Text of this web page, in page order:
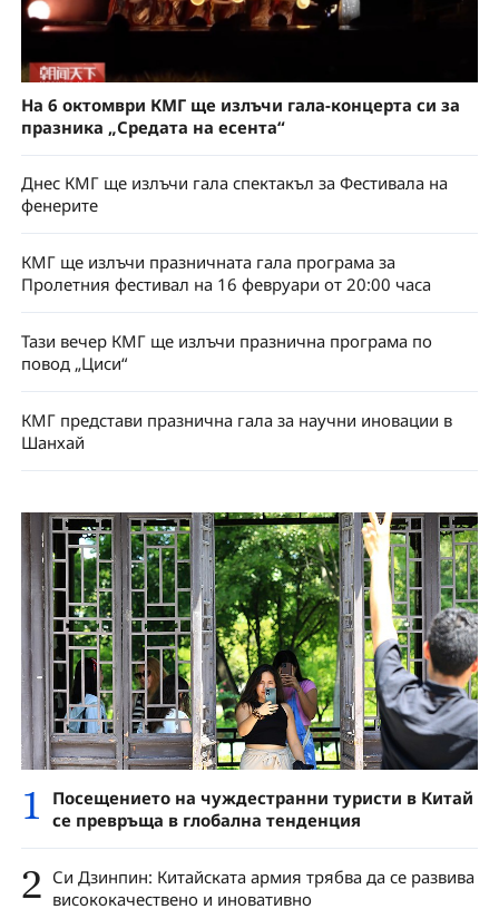
На 6 октомври КМГ ще излъчи гала-концерта си за
празника „Средата на есента“
Днес КМГ ще излъчи гала спектакъл за Фестивала на
фенерите
КМГ ще излъчи празничната гала програма за
Пролетния фестивал на 16 февруари от 20:00 часа
Тази вечер КМГ ще излъчи празнична програма по
повод „Циси“
КМГ представи празнична гала за научни иновации в
Шанхай
1
Посещението на чуждестранни туристи в Китай
се превръща в глобална тенденция
2 Си Дзинпин: Китайската армия трябва да се развива
висококачествено и иновативно